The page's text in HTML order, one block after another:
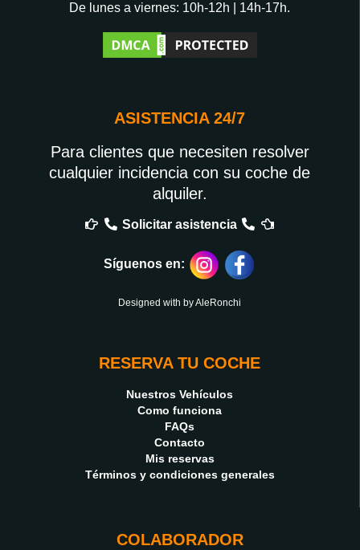
De lunes a viernes: 10h-12h | 14h-17h.
ASISTENCIA 24/7
Para clientes que necesiten resolver
cualquier incidencia con su coche de
alquiler.
Solicitar asistencia
Síguenos en:
Designed with byAleRonchi
RESERVA TU COCHE
Nuestros Vehículos
Como funciona
FAQs
Contacto
Mis reservas
Términos y condiciones generales
COLABORADOR